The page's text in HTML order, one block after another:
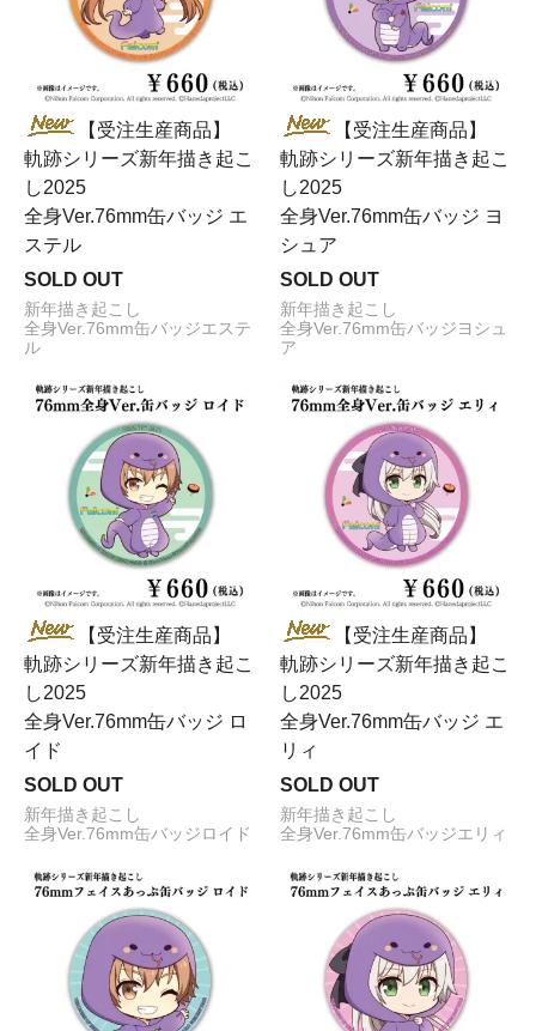
【受注生産商品】
軌跡シリーズ新年描き起こ
し2025
全身Ver.76mm缶バッジ エ
ステル
SOLD OUT
新年描き起こし
全身Ver.76mm缶バッジエステ
ル
【受注生産商品】
軌跡シリーズ新年描き起こ
し2025
全身Ver.76mm缶バッジ ヨ
シュア
SOLD OUT
新年描き起こし
全身Ver.76mm缶バッジヨシュ
ア
【受注生産商品】
軌跡シリーズ新年描き起こ
し2025
全身Ver.76mm缶バッジ ロ
イド
SOLD OUT
新年描き起こし
全身Ver.76mm缶バッジロイド
【受注生産商品】
軌跡シリーズ新年描き起こ
し2025
全身Ver.76mm缶バッジ エ
リィ
SOLD OUT
新年描き起こし
全身Ver.76mm缶バッジエリィ